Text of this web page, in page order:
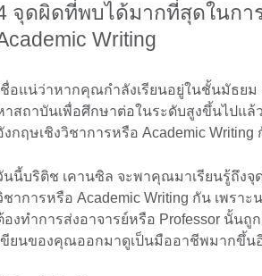
จุดผิดที่พบได้มากที่สุดในกา
Writing
ชื่อแน่ว่าหากคุณกำลังเรียนอยู่ในชั้นมัธย
าสถาบันเพื่อศึกษาต่อในระดับสูงขึ้นไปแ
งกฤษเชิงวิชาการหรือ Academic Writing
นนี้บริติช เคานซิล จะพาคุณมาเรียนรู้ถึงจุ
ชาการหรือ Academic Writing กัน เพรา
องทำการส่งอาจารย์หรือ Professor นั้น
ขียนของคุณออกมาดูเป็นมืออาชีพมากขึ้น